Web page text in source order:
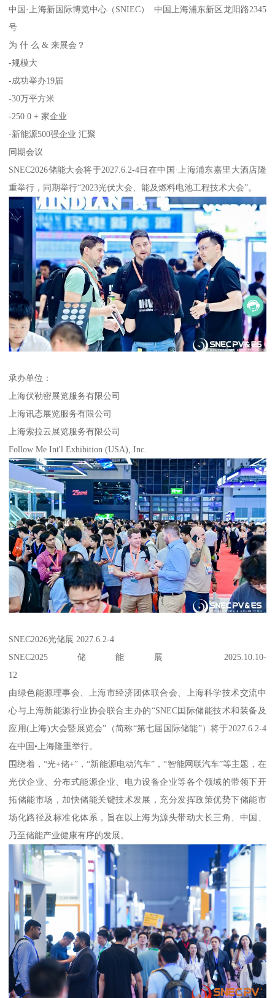
中国·上海新国际博览中心（SNIEC） 中国上海浦东新区龙阳路2345
号
为 什 么 & 来展会？
-规模大
-成功举办19届
-30万平方米
-250 0 + 家企业
-新能源500强企业 汇聚
同期会议
SNEC2026储能大会将于2027.6.2-4日在中国·上海浦东嘉里大酒店隆
重举行，同期举行“2023光伏大会、能及燃料电池工程技术大会”。
承办单位：
上海伏勒密展览服务有限公司
上海讯态展览服务有限公司
上海索拉云展览服务有限公司
Follow Me Int'l Exhibition (USA), Inc.
SNEC2026光储展 2027.6.2-4
SNEC2025储能展 2025.10.10-
12
由绿色能源理事会、上海市经济团体联合会、上海科学技术交流中
心与上海新能源行业协会联合主办的“SNEC囯际储能技术和装备及
应用(上海)大会暨展览会”（简称“第七届国际储能”）将于2027.6.2-4
在中国•上海隆重举行。
围绕着，“光+储+”，“新能源电动汽车”，“智能网联汽车”等主题，在
光伏企业、分布式能源企业、电力设备企业等各个领域的带领下开
拓储能市场，加快储能关键技术发展，充分发挥政策优势下储能市
场化路径及标准化体系，旨在以上海为源头带动大长三角、中国、
乃至储能产业健康有序的发展。